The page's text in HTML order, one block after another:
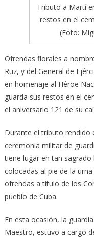
Tributo a Martí
restos en el
(Foto:
Ofrendas florales a
Ruz, y del General de
en homenaje al Héroe
guarda sus restos en el
el aniversario 121 de su
Durante el tributo rendido
ceremonia militar de
tiene lugar en tan
colocadas al pie de la
ofrendas a título de los
pueblo de Cuba.
En esta ocasión, la
Maestro, estuvo a cargo